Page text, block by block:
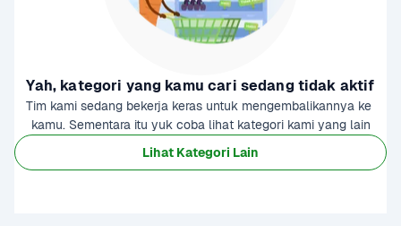
Yah, kategori yang kamu cari sedang tidak aktif
Tim kami sedang bekerja keras untuk mengembalikannya ke
kamu. Sementara itu yuk coba lihat kategori kami yang lain
Lihat Kategori Lain